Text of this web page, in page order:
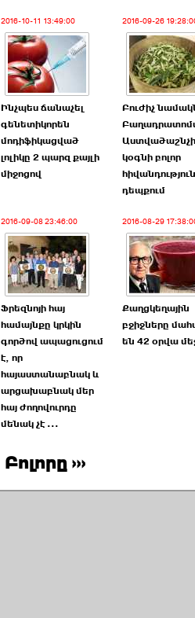
2016-10-11 13:49:00
Ինչպես ճանաչել
գենետիկորեն
մոդիֆիկացված
լոլիկը 2 պարզ քայլի
միջոցով
2016-09-26
Բուժիչ
կօգնի բոլոր
դեպքում
2016-09-08 23:46:00
Ֆրեզնոյի հայ
համայնքը կրկին
գործով ապացուցում
է, որ
հայաստանաբնակ և
արցախաբնակ մեր
հայ ժողովուրդը
մենակ չէ ...
2016-08-29
Քաղցկեղային
բջիջները
են 42 օրվա
Բոլորը ›››